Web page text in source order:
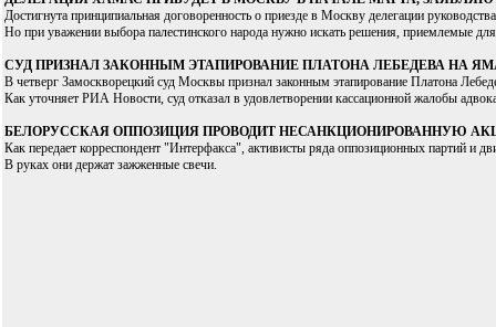
Достигнута принципиальная договоренность о приезде в Москву делегации
Но при уважении выбора палестинского народа нужно искать решения, приемлемые
CУД ПРИЗНАЛ ЗАКОННЫМ ЭТАПИРОВАНИЕ ПЛАТОНА ЛЕБЕДЕВА НА
В четверг Замоскворецкий суд Москвы признал законным этапирование Платона
Как уточняет РИА Новости, суд отказал в удовлетворении кассационной жалобы
БЕЛОРУССКАЯ ОППОЗИЦИЯ ПРОВОДИТ НЕСАНКЦИОНИРОВАННУЮ
Как передает корреспондент "Интерфакса", активисты ряда оппозиционных партий и
В руках они держат зажженные свечи.